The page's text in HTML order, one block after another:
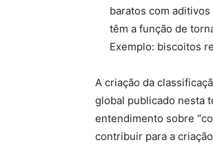
baratos com
têm a função de
Exemplo: biscoitos
A criação da
global publicado nesta
entendimento sobre
contribuir para a